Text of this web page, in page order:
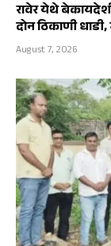
रावेर येथे
दोन ठिकाणी धाडी,
August 7, 2026